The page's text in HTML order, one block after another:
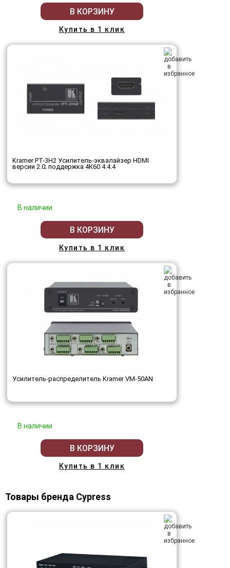
В КОРЗИНУ
Купить в 1 клик
Kramer PT-3H2 Усилитель-эквалайзер HDMI
версии 2.0; поддержка 4К60 4:4:4
В наличии
В КОРЗИНУ
Купить в 1 клик
Усилитель-распределитель Kramer VM-50AN
В наличии
В КОРЗИНУ
Купить в 1 клик
Товары бренда Cypress